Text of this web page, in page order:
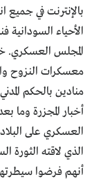
بالإنترنت في جميع
الأحياء
المجلس العسكري.
منادين بالحكم
أخبار المجزرة وما
الذي لاقته الثورة
أنهم فرضوا